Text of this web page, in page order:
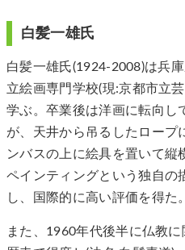
白髪一雄氏
白髪一雄氏(1924-2008)は兵
立絵画専門学校(現:京都市立
学ぶ。卒業後は洋画に転向し
が、天井から吊るしたロープ
ンバスの上に絵具を置いて縦
ペインティングという独自の
し、国際的に高い評価を得た。
また、1960年代後半に仏教